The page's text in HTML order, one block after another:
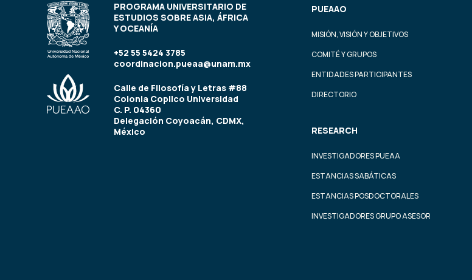
PROGRAMA UNIVERSITARIO DE
ESTUDIOS SOBRE ASIA, ÁFRICA
Y OCEANÍA
+52 55 5424 3785
coordinacion.pueaa@unam.mx
Calle de Filosofía y Letras #88
Colonia Copilco Universidad
C. P. 04360
Delegación Coyoacán, CDMX,
México
PUEAAO
MISIÓN, VISIÓN Y OBJETIVOS
COMITÉ Y GRUPOS
ENTIDADES PARTICIPANTES
DIRECTORIO
RESEARCH
INVESTIGADORES PUEAA
ESTANCIAS SABÁTICAS
ESTANCIAS POSDOCTORALES
INVESTIGADORES GRUPO ASESOR